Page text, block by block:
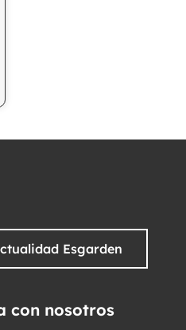
Esgarden
con nosotros